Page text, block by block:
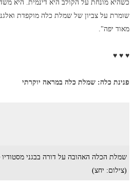
כשהיא מונחת על הקולב היא דינמית. היא
שומרת על צביון של שמלת כלה מוקפדת
מאוד יפה".
♥ ♥ ♥
פנינת כלה: שמלת כלה במראה יוקרתי
(צילום: יחצ)